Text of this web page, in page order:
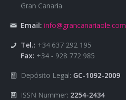
Gran Canaria
Email: info@grancanariaole.com
Tel.: +34 637 292 195
Fax: +34 - 928 772 985
Depósito Legal: GC-1092-2009
ISSN Nummer: 2254-2434